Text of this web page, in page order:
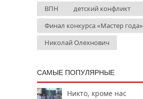
ВПН детский конфликт
Финал конкурса «Мастер года»
Николай Олехнович
САМЫЕ ПОПУЛЯРНЫЕ
Никто, кроме нас